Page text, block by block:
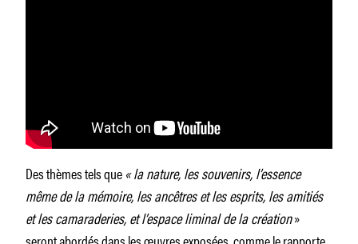
Des thèmes tels que« la nature, les souvenirs, l’essence
même de la mémoire, les ancêtres et les esprits, les amitiés
et les camaraderies, et l’espace liminal de la création»
seront abordés dans les œuvres exposées, comme le rapporte